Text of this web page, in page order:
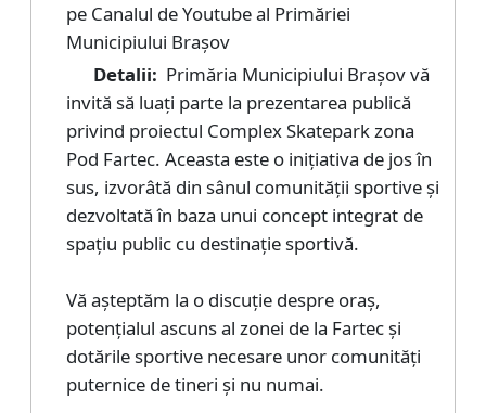
pe Canalul de Youtube al Primăriei
Municipiului Brașov
Detalii: Primăria Municipiului Brașov vă
invită să luați parte la prezentarea publică
privind proiectul Complex Skatepark zona
Pod Fartec. Aceasta este o inițiativa de jos în
sus, izvorâtă din sânul comunității sportive și
dezvoltată în baza unui concept integrat de
spațiu public cu destinație sportivă.
Vă așteptăm la o discuție despre oraș,
potențialul ascuns al zonei de la Fartec și
dotările sportive necesare unor comunități
puternice de tineri și nu numai.